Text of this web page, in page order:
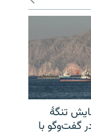
تنگهٔ
گفت‌وگو با